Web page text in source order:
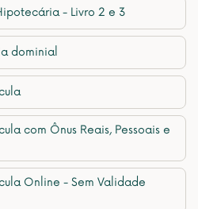
- Livro 2 e 3
dominial
com Ônus Reais, Pessoais e
Online - Sem Validade